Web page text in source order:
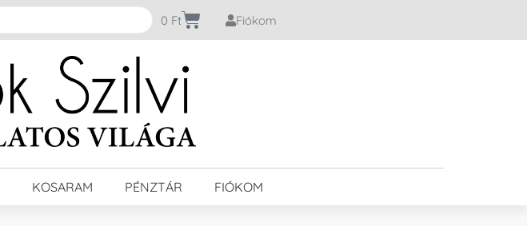
0 Ft Fiókom
KOSARAM PÉNZTÁR FIÓKOM